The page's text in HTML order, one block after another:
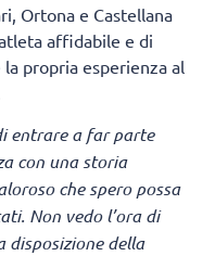
Ortona e Castellana
affidabile e di
propria esperienza al
entrare a far parte
con una storia
che spero possa
Non vedo l’ora di
disposizione della